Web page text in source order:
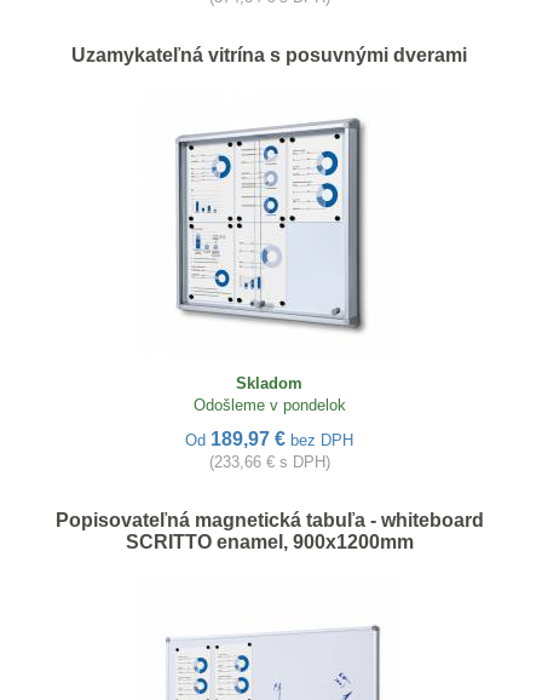
Uzamykateľná vitrína s posuvnými dverami
Skladom
Odošleme v pondelok
Od 189,97 € bez DPH
(233,66 € s DPH)
Popisovateľná magnetická tabuľa - whiteboard
SCRITTO enamel, 900x1200mm